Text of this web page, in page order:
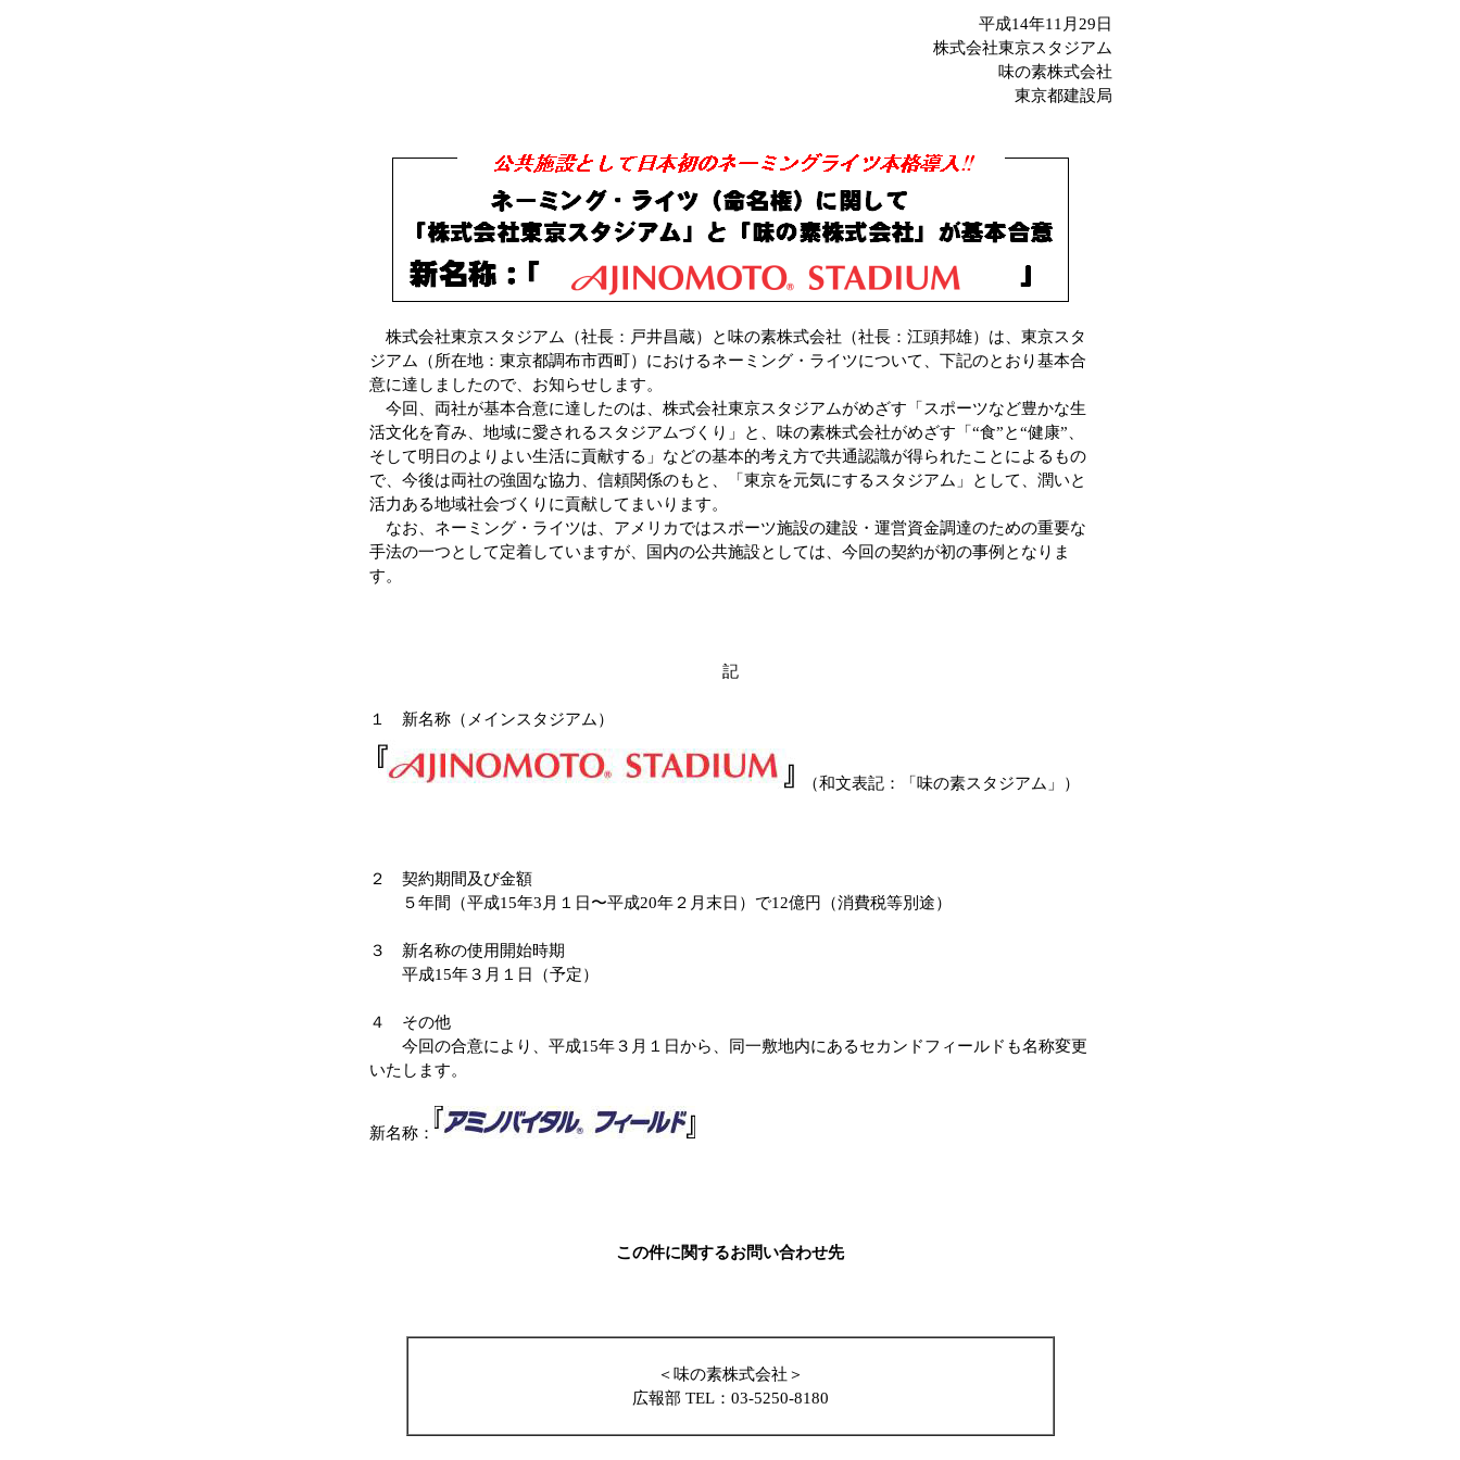
平成14年11月29日
株式会社東京スタジアム
味の素株式会社
東京都建設局
株式会社東京スタジアム（社長：戸井昌蔵）と味の素株式会社（社長：江頭邦雄）は、東京スタ
ジアム（所在地：東京都調布市西町）におけるネーミング・ライツについて、下記のとおり基本合
意に達しましたので、お知らせします。
今回、両社が基本合意に達したのは、株式会社東京スタジアムがめざす「スポーツなど豊かな生
活文化を育み、地域に愛されるスタジアムづくり」と、味の素株式会社がめざす「“食”と“健康”、
そして明日のよりよい生活に貢献する」などの基本的考え方で共通認識が得られたことによるもの
で、今後は両社の強固な協力、信頼関係のもと、「東京を元気にするスタジアム」として、潤いと
活力ある地域社会づくりに貢献してまいります。
なお、ネーミング・ライツは、アメリカではスポーツ施設の建設・運営資金調達のための重要な
手法の一つとして定着していますが、国内の公共施設としては、今回の契約が初の事例となりま
す。
記
１ 新名称（メインスタジアム）
（和文表記：「味の素スタジアム」）
２ 契約期間及び金額
５年間（平成15年3月１日〜平成20年２月末日）で12億円（消費税等別途）
３ 新名称の使用開始時期
平成15年３月１日（予定）
４ その他
今回の合意により、平成15年３月１日から、同一敷地内にあるセカンドフィールドも名称変更
いたします。
新名称：
この件に関するお問い合わせ先
＜味の素株式会社＞
広報部 TEL：03-5250-8180